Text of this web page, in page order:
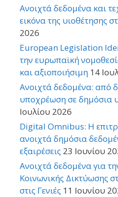
Ανοιχτά δεδομένα και
εικόνα της υιοθέτησης
2026
European Legislation
την ευρωπαϊκή
και αξιοποιήσιμη 14
Ανοιχτά δεδομένα: από
υποχρέωση σε δημόσια
Ιουλίου 2026
Digital Omnibus: Η
ανοιχτά δημόσια
εξαιρέσεις 23 Ιουνίου
Ανοιχτά δεδομένα για
Κοινωνικής Δικτύωσης
στις Γενιές 11 Ιουνίου